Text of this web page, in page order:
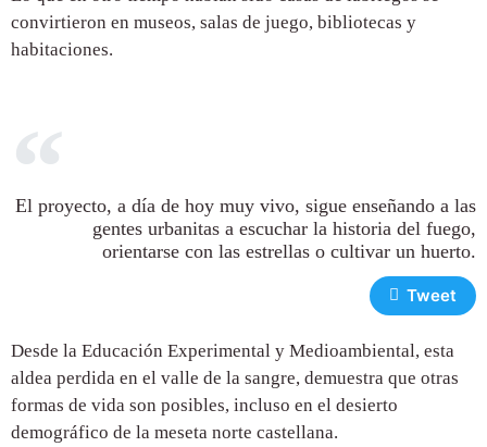
convirtieron en museos, salas de juego, bibliotecas y
habitaciones.
El proyecto, a día de hoy muy vivo, sigue enseñando a las
gentes urbanitas a escuchar la historia del fuego,
orientarse con las estrellas o cultivar un huerto.
Tweet
Desde la Educación Experimental y Medioambiental, esta
aldea perdida en el valle de la sangre, demuestra que otras
formas de vida son posibles, incluso en el desierto
demográfico de la meseta norte castellana.